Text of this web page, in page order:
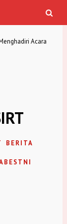
Acara
BERITA